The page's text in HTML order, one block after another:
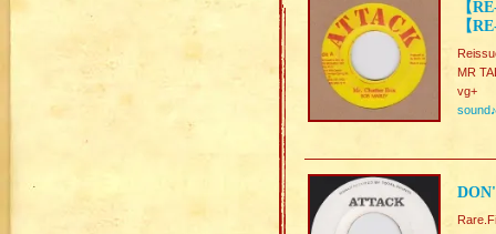
【
【
MR
vg+
sound♪